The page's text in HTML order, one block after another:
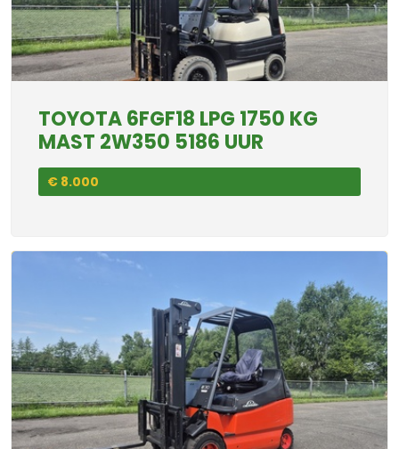
TOYOTA 6FGF18 LPG 1750 KG
MAST 2W350 5186 UUR
€ 8.000